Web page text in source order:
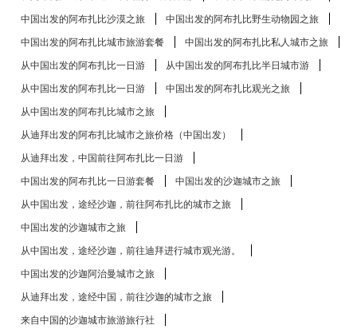
中国出发的阿布扎比​​沙漠之旅
中国出发的阿布扎比​​野生动物园之旅
中国出发的阿布扎比​​城市旅游套餐
中国出发的阿布扎比​​私人城市之旅
从中国出发的阿布扎比​​一日游
从中国出发的阿布扎比​​半日城市游
从中国出发的阿布扎比​​一日游
中国出发的阿布扎比​​观光之旅
从中国出发的阿布扎比​​城市之旅
从迪拜出发的阿布扎比​​城市之旅价格（中国出发）
从迪拜出发，中国前往阿布扎比一日游
中国出发的阿布扎比​​一日游套餐
中国出发的沙迦城市之旅
从中国出发，途经沙迦，前往阿布扎比的城市之旅
中国出发的沙迦城市之旅
从中国出发，途经沙迦，前往迪拜进行城市观光游。
中国出发的沙迦阿治曼城市之旅
从迪拜出发，途经中国，前往沙迦的城市之旅
来自中国的沙迦城市旅游旅行社